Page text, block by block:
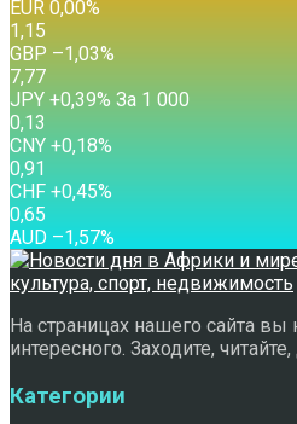
EUR 0,00%
1,15
GBP –1,03%
7,77
JPY +0,39% За 1 000
0,13
CNY +0,18%
0,91
CHF +0,45%
0,65
AUD –1,57%
На страницах нашего сайта вы
интересного. Заходите,
Категории